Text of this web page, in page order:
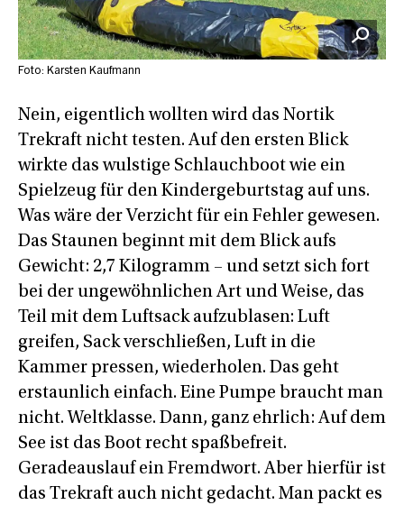
Nein, eigentlich wollten wird das Nortik
Trekraft nicht testen. Auf den ersten Blick
wirkte das wulstige Schlauchboot wie ein
Spielzeug für den Kindergeburtstag auf uns.
Was wäre der Verzicht für ein Fehler gewesen.
Das Staunen beginnt mit dem Blick aufs
Gewicht: 2,7 Kilogramm – und setzt sich fort
bei der ungewöhnlichen Art und Weise, das
Teil mit dem Luftsack aufzublasen: Luft
greifen, Sack verschließen, Luft in die
Kammer pressen, wiederholen. Das geht
erstaunlich einfach. Eine Pumpe braucht man
nicht. Weltklasse. Dann, ganz ehrlich: Auf dem
See ist das Boot recht spaßbefreit.
Geradeauslauf ein Fremdwort. Aber hierfür ist
das Trekraft auch nicht gedacht. Man packt es
Foto: Karsten Kaufmann